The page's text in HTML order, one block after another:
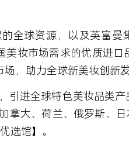
全球资源，以及英富曼
美妆市场需求的优质进口
，助力全球新美妆创新发
，引进全球特色美妆品类
拿大、荷兰、俄罗斯、
选馆】 。